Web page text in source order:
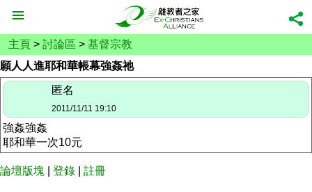
主頁 > 討論區 > 基督宗教
願人人進耶和華帳幕強姦祂
匿名
2011/11/11 19:10
強姦強姦
耶和華一次10元
論壇版塊 登錄 註冊